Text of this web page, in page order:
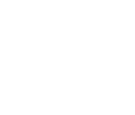
、そして世界から高